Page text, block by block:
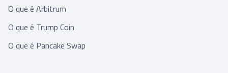
O que é Arbitrum
O que é Trump Coin
O que é Pancake Swap